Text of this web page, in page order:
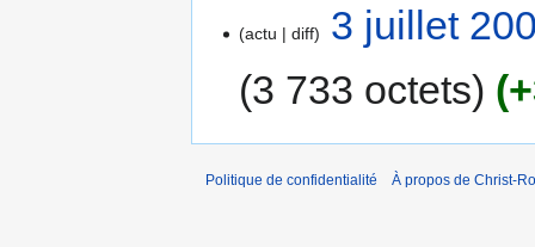
actu diff
3 juillet
3 733 octets
Politique de confidentialité À propos de Christ-